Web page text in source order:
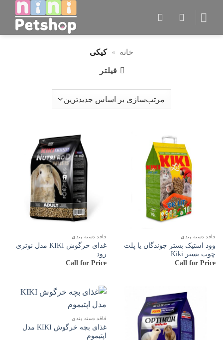
خانه » کیکی
فیلتر
فاقد دسته بندی
وود استیک بستر جوندگان یا پلت
چوب بستر Kiki
Call for Price
فاقد دسته بندی
غذای خرگوش KIKI مدل نوتری
رود
Call for Price
فاقد دسته بندی
غذای بچه خرگوش KIKI مدل
اپتیموم